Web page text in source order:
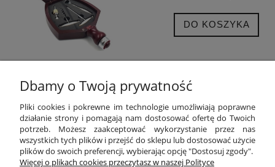
DO KOSZYKA
POMOC
MOJE KONTO
PŁATNOŚCI I DOSTAWA
Dbamy o Twoją prywatność
Pliki cookies i pokrewne im technologie umożliwiają poprawne
działanie strony i pomagają nam dostosować ofertę do Twoich
potrzeb. Możesz zaakceptować wykorzystanie przez nas
wszystkich tych plików i przejść do sklepu lub dostosować użycie
plików do swoich preferencji, wybierając opcję "Dostosuj zgody".
Więcej o plikach cookies przeczytasz w naszej Polityce